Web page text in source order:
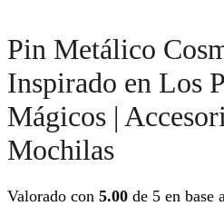
Pin Metálico
Inspirado en Los
Mágicos |
Mochilas
Valorado con 5.00 de 5 en base a